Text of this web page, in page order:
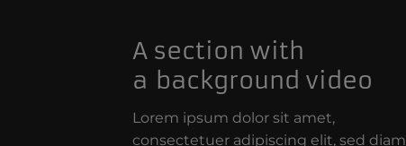
A section with
a background video
Lorem ipsum dolor sit amet,
consectetuer adipiscing elit, sed diam